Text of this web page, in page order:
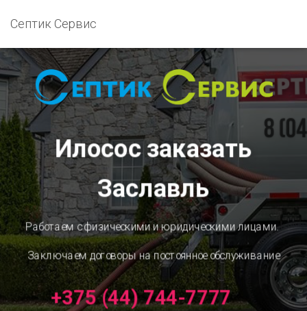
Септик Сервис
Илосос заказать
Заславль
Работаем с физическими и юридическими лицами.
Заключаем договоры на постоянное обслуживание
+375 (44) 744-7777